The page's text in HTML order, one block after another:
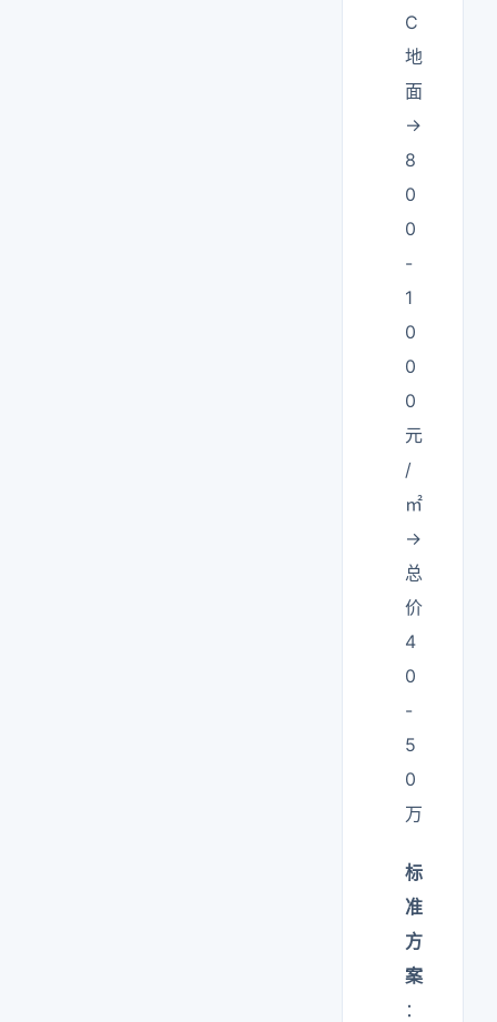
C
地
面
→
8
0
0
-
1
0
0
0
元
/
㎡
→
总
价
4
0
-
5
0
万
标
准
方
案
：